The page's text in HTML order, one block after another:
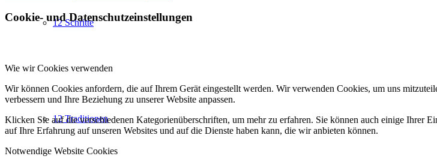
12 Schritte
12 Traditionen
Cookie- und Datenschutzeinstellungen
Wie wir Cookies verwenden
Wir können Cookies anfordern, die auf Ihrem Gerät eingestellt werden. Wir verwenden Cookies, um uns
verbessern und Ihre Beziehung zu unserer Website anpassen.
Klicken Sie auf die verschiedenen Kategorienüberschriften, um mehr zu erfahren. Sie können auch einige Ihrer
auf Ihre Erfahrung auf unseren Websites und auf die Dienste haben kann, die wir anbieten können.
Notwendige Website Cookies